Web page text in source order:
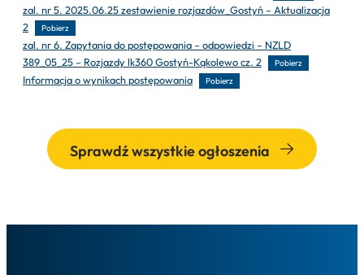
zal. nr 5. 2025.06.25 zestawienie rozjazdów_Gostyń – Aktualizacja
2
Pobierz
zal. nr 6. Zapytania do postępowania – odpowiedzi – NZLD
389_05_25 – Rozjazdy lk360 Gostyń-Kąkolewo cz. 2
Pobierz
Informacja o wynikach postępowania Pobierz
Sprawdź wszystkie ogłoszenia